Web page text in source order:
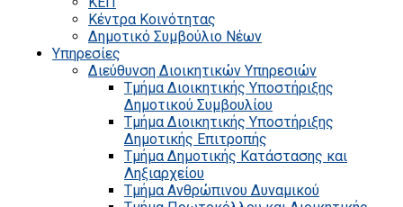
Κέντρα Κοινότητας
Δημοτικό Συμβούλιο Νέων
Υπηρεσίες
Διεύθυνση Διοικητικών Υπηρεσιών
Τμήμα Διοικητικής Υποστήριξης
Δημοτικού Συμβουλίου
Τμήμα Διοικητικής Υποστήριξης
Δημοτικής Επιτροπής
Τμήμα Δημοτικής Κατάστασης και
Ληξιαρχείου
Τμήμα Ανθρώπινου Δυναμικού